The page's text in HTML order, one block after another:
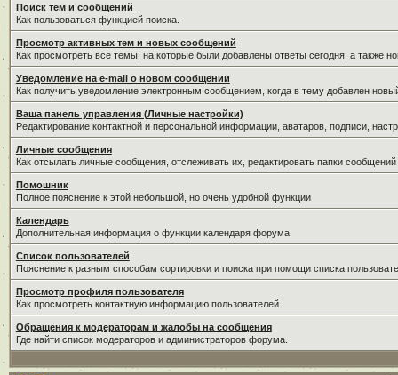
Поиск тем и сообщений
Как пользоваться функцией поиска.
Просмотр активных тем и новых сообщений
Как просмотреть все темы, на которые были добавлены ответы сегодня, а также
Уведомление на е-mail о новом сообщении
Как получить уведомление электронным сообщением, когда в тему добавлен
Ваша панель управления (Личные настройки)
Редактирование контактной и персональной информации, аватаров, подписи,
Личные сообщения
Как отсылать личные сообщения, отслеживать их, редактировать папки
Помошник
Полное пояснение к этой небольшой, но очень удобной функции
Календарь
Дополнительная информация о функции календаря форума.
Список пользователей
Пояснение к разным способам сортировки и поиска при помощи списка
Просмотр профиля пользователя
Как просмотреть контактную информацию пользователей.
Обращения к модераторам и жалобы на сообщения
Где найти список модераторов и администраторов форума.